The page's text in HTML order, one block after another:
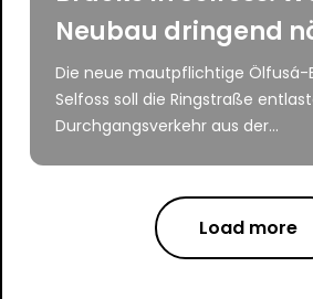
Neubau dringend
Die neue mautpflichtige Ölfusá-
Selfoss soll die Ringstraße
Durchgangsverkehr aus der...
Load more